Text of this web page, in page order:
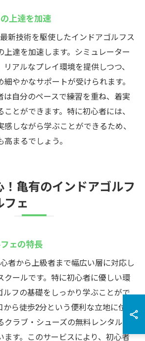
上達を加速
新技術を駆使したインドアゴルフス
上達を加速します。シミュレーター
アルなプレイ環境を提供しつつ、
やかなサポートが受けられます。
は自分のペースで練習を重ね、着実
とができます。特に初心者には、
しながら学ぶことができるため、
まるでしょう。
亀有のインドアゴルフ
フェ
ェの特長
者から上級者まで幅広い層に対応し
クールです。特に初心者に優しい環
ルフの基礎をしっかり学ぶことがで
ら徒歩2分という便利な立地に位置
ラブ・シューズの無料レンタルサ
ます。このサービスにより、初心者